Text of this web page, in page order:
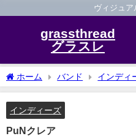
ヴィジュア
grassthread
グラスレ
ホーム バンド インディ
インディーズ
PuNクレア